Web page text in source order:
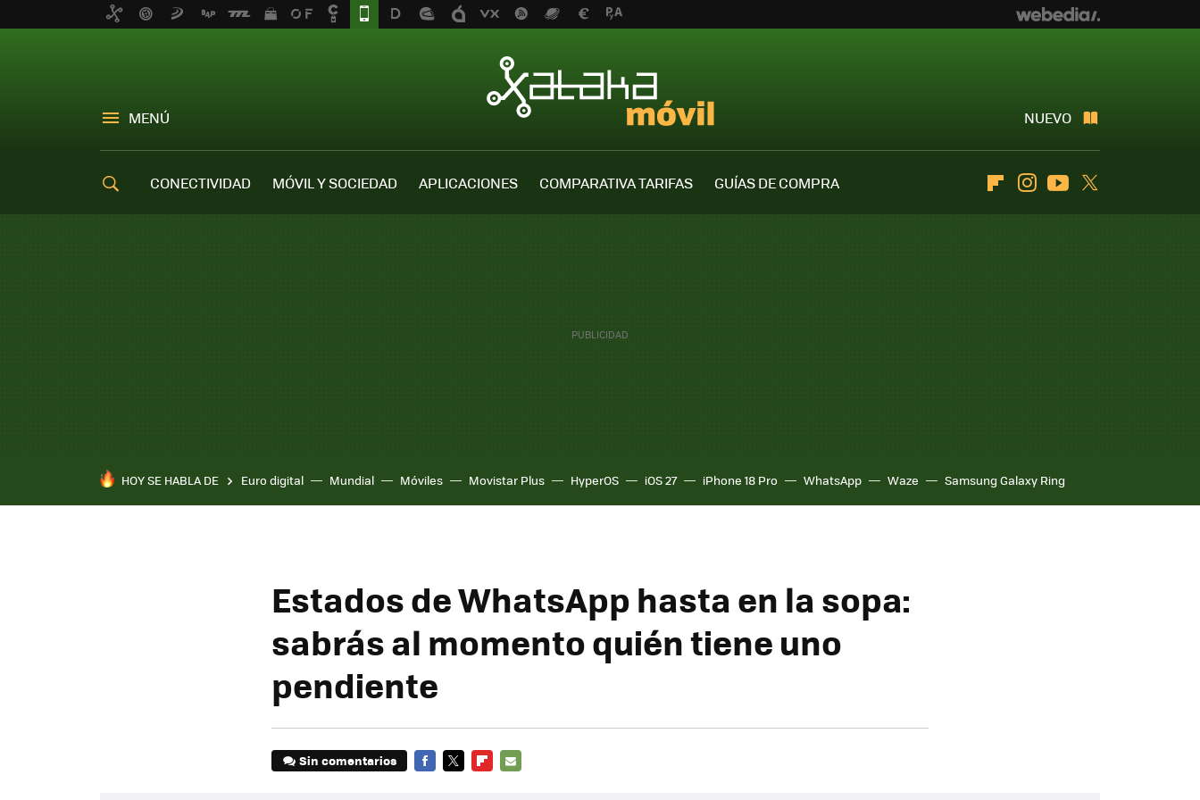
MENÚ NUEVO
CONECTIVIDAD MÓVIL Y SOCIEDAD APLICACIONES COMPARATIVA TARIFAS
GUÍAS DE COMPRA
FlipboardInstagramYoutube
HOY SE HABLA DE Euro digital Mundial Móviles Movistar Plus HyperOS iOS 27 iPhone 18 Pro WhatsApp Waze Samsung Galaxy Ring
Estados de WhatsApp hasta en la sopa:
sabrás al momento quién tiene uno
pendiente
Sin comentarios